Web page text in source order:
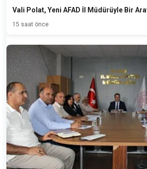
Vali Polat, Yeni AFAD İl Müdürüyle Bir
15 saat önce